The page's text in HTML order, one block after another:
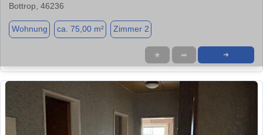
Bottrop, 46236
Wohnung ca. 75,00 m² Zimmer 2
★ ➦ ➜